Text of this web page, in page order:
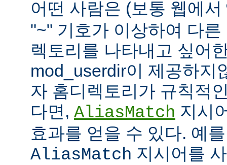
어떤 사람은 (보통 웹에서
"~" 기호가 이상하여 다
렉토리를 나타내고 싶어
mod_userdir이 제공하지
자 홈디렉토리가 규칙적
다면, AliasMatch 지시
효과를 얻을 수 있다. 예
AliasMatch 지시어를